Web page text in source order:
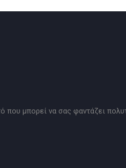
που μπορεί να σας φαντάζει